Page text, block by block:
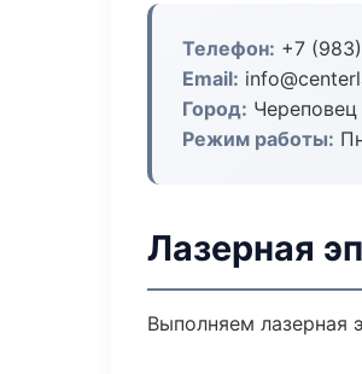
Телефон: +7
Email:
Город: Череповец
Режим работы:
Лазерная
Выполняем лазерная